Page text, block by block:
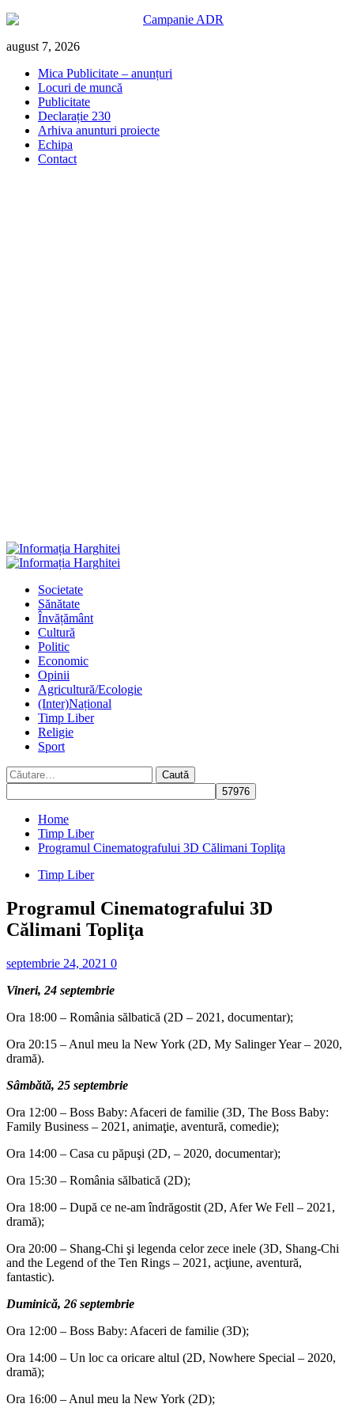
Skip
content
august 7, 2026
Mica Publicitate – anunțuri
Locuri de muncă
Publicitate
Declarație 230
Arhiva anunturi proiecte
Echipa
Contact
Primary
Societate
Sănătate
Învățământ
Cultură
Politic
Economic
Opinii
Agricultură/Ecologie
(Inter)Național
Timp Liber
Religie
Sport
Caută
după:
Home
Timp Liber
Programul Cinematografului 3D Călimani Topliţa
Timp Liber
Programul Cinematografului 3D
Călimani Topliţa
septembrie 24, 2021 0
Vineri, 24 septembrie
Ora 18:00 – România sălbatică (2D – 2021, documentar);
Ora 20:15 – Anul meu la New York (2D, My Salinger Year – 2020,
dramă).
Sâmbătă, 25 septembrie
Ora 12:00 – Boss Baby: Afaceri de familie (3D, The Boss Baby:
Family Business – 2021, animaţie, aventură, comedie);
Ora 14:00 – Casa cu păpuşi (2D, – 2020, documentar);
Ora 15:30 – România sălbatică (2D);
Ora 18:00 – După ce ne-am îndrăgostit (2D, Afer We Fell – 2021,
dramă);
Ora 20:00 – Shang-Chi şi legenda celor zece inele (3D, Shang-Chi
and the Legend of the Ten Rings – 2021, acţiune, aventură,
fantastic).
Duminică, 26 septembrie
Ora 12:00 – Boss Baby: Afaceri de familie (3D);
Ora 14:00 – Un loc ca oricare altul (2D, Nowhere Special – 2020,
dramă);
Ora 16:00 – Anul meu la New York (2D);